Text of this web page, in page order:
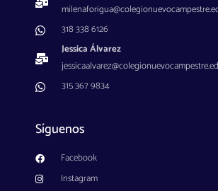
318 338 6126
Jessica Álvarez
315 367 9834
Síguenos
Facebook
Instagram